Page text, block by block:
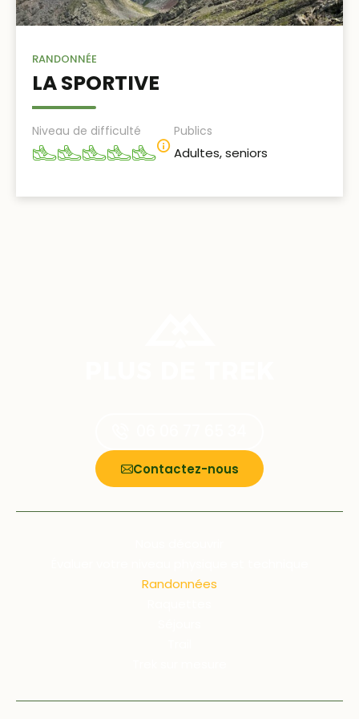
RANDONNÉE
LA SPORTIVE
Niveau de difficulté de l'activité
Niveau physique 5 sur 5Plus d'informations sur le
Publics
adultes, seniors
Contactez-nous
Randonnées